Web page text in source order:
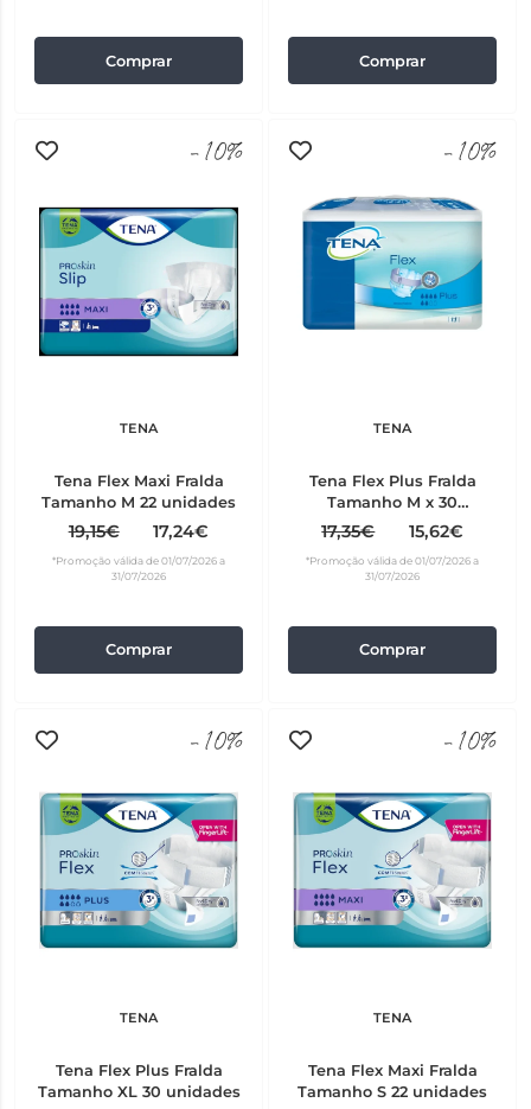
Comprar Comprar
-10%
TENA
Tena Flex Maxi Fralda
Tamanho M 22 unidades
19,15€ 17,24€
*Promoção válida de 01/07/2026 a
31/07/2026
Comprar
-10%
TENA
Tena Flex Plus Fralda
Tamanho M x 30
Unidades
17,35€ 15,62€
*Promoção válida de 01/07/2026 a
31/07/2026
Comprar
-10%
TENA
Tena Flex Plus Fralda
Tamanho XL 30 unidades
-10%
TENA
Tena Flex Maxi Fralda
Tamanho S 22 unidades